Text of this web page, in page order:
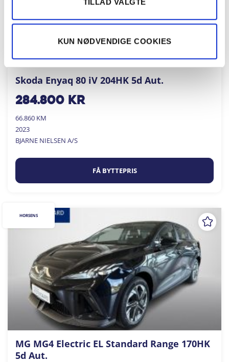
KUN NØDVENDIGE COOKIES
Skoda Enyaq 80 iV 204HK 5d Aut.
284.800kr
66.860 KM
2023
BJARNE NIELSEN A/S
FÅ BYTTEPRIS
MG MG4 Electric EL Standard Range 170HK
5d Aut.
HORSENS